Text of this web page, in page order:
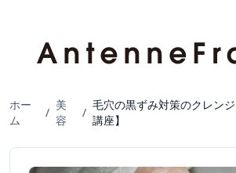
ホー
ム
/
美
容
/
毛穴の黒ずみ対策のクレン
講座】